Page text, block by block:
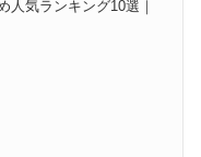
人気ランキング10選｜